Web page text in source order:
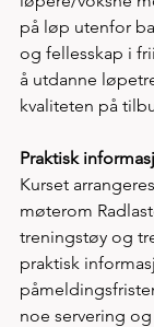
på løp utenfor
og fellesskap i
å utdanne
kvaliteten på
Praktisk
Kurset
møterom
treningstøy og
praktisk
noe servering